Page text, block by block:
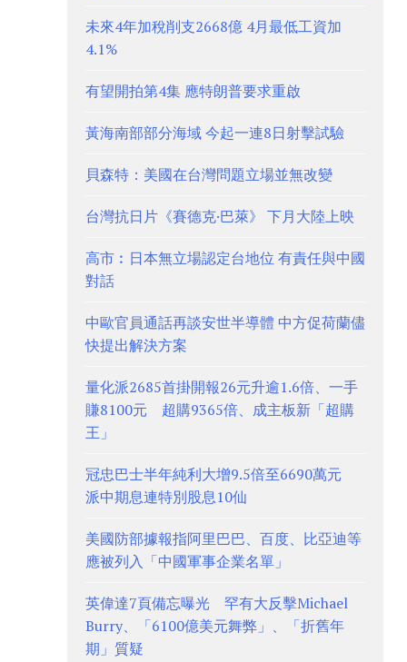
未來4年加稅削支2668億 4月最低工資加
4.1%
有望開拍第4集 應特朗普要求重啟
黃海南部部分海域 今起一連8日射擊試驗
貝森特：美國在台灣問題立場並無改變
台灣抗日片《賽德克·巴萊》 下月大陸上映
高市︰日本無立場認定台地位 有責任與中國
對話
中歐官員通話再談安世半導體 中方促荷蘭儘
快提出解決方案
量化派2685首掛開報26元升逾1.6倍、一手
賺8100元 超購9365倍、成主板新「超購
王」
冠忠巴士半年純利大增9.5倍至6690萬元
派中期息連特別股息10仙
美國防部據報指阿里巴巴、百度、比亞迪等
應被列入「中國軍事企業名單」
英偉達7頁備忘曝光 罕有大反擊Michael
Burry、「6100億美元舞弊」、「折舊年
期」質疑